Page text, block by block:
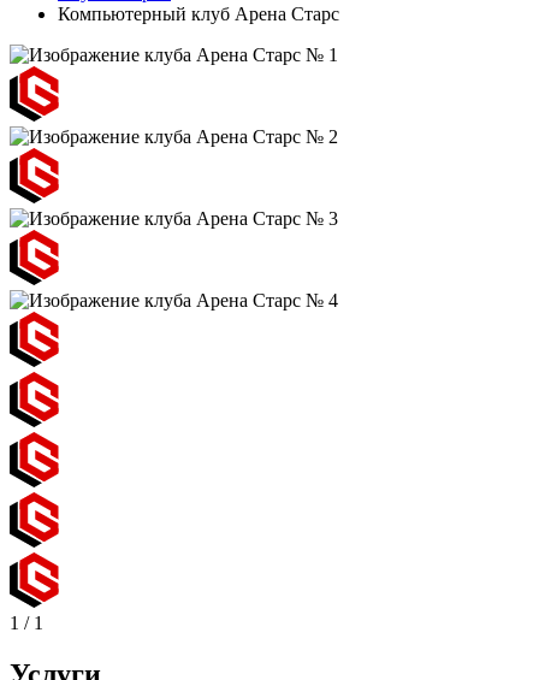
Компьютерный клуб Арена Старс
1 / 1
Услуги